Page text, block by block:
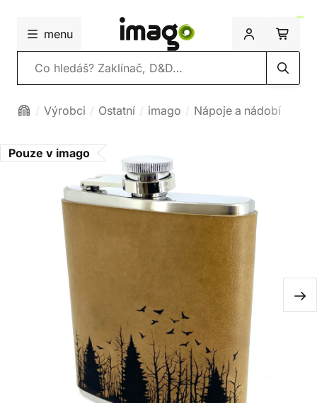
menu
Vyhledávání
Výrobci Ostatní imago Nápoje a nádobí
Pouze v imago